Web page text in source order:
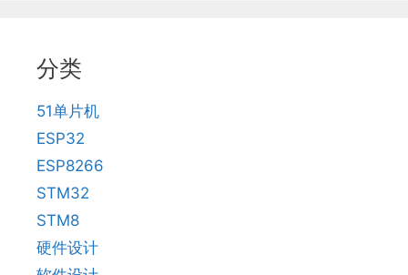
分类
51单片机
ESP32
ESP8266
STM32
STM8
硬件设计